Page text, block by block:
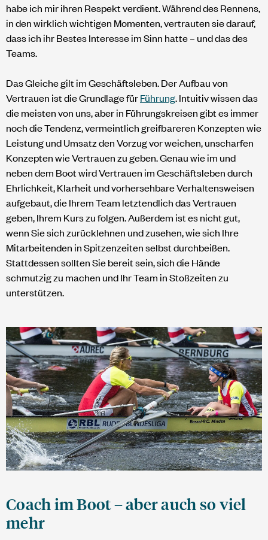
habe ich mir ihren Respekt verdient. Während des Rennens,
in den wirklich wichtigen Momenten, vertrauten sie darauf,
dass ich ihr Bestes Interesse im Sinn hatte – und das des
Teams.
Das Gleiche gilt im Geschäftsleben. Der Aufbau von
Vertrauen ist die Grundlage fürFührung. Intuitiv wissen das
die meisten von uns, aber in Führungskreisen gibt es immer
noch die Tendenz, vermeintlich greifbareren Konzepten wie
Leistung und Umsatz den Vorzug vor weichen, unscharfen
Konzepten wie Vertrauen zu geben. Genau wie im und
neben dem Boot wird Vertrauen im Geschäftsleben durch
Ehrlichkeit, Klarheit und vorhersehbare Verhaltensweisen
aufgebaut, die Ihrem Team letztendlich das Vertrauen
geben, Ihrem Kurs zu folgen. Außerdem ist es nicht gut,
wenn Sie sich zurücklehnen und zusehen, wie sich Ihre
Mitarbeitenden in Spitzenzeiten selbst durchbeißen.
Stattdessen sollten Sie bereit sein, sich die Hände
schmutzig zu machen und Ihr Team in Stoßzeiten zu
unterstützen.
Coach im Boot – aber auch so viel
mehr